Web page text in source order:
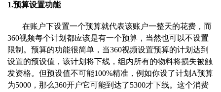
1.预算设置功能
在账户下设置一个预算就代表该账户一整天的花费，而
360视频每个计划都应该是有一个预算，当然也可以不设置
限制。预算的功能很简单，当360视频设置预算的计划达到
设置的预设值，该计划将下线，组内所有的物料将损失被触
发资格。但预设值不可能100%精准，例如你设了计划A预算
为5000，那么360开户它可能到达了5300才下线。这个消费